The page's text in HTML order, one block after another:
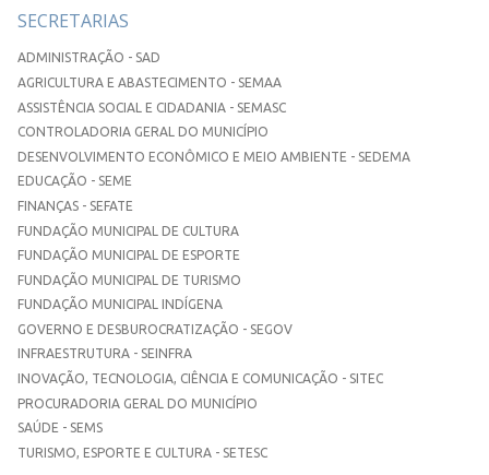
SECRETARIAS
ADMINISTRAÇÃO - SAD
AGRICULTURA E ABASTECIMENTO - SEMAA
ASSISTÊNCIA SOCIAL E CIDADANIA - SEMASC
CONTROLADORIA GERAL DO MUNICÍPIO
DESENVOLVIMENTO ECONÔMICO E MEIO AMBIENTE - SEDEMA
EDUCAÇÃO - SEME
FINANÇAS - SEFATE
FUNDAÇÃO MUNICIPAL DE CULTURA
FUNDAÇÃO MUNICIPAL DE ESPORTE
FUNDAÇÃO MUNICIPAL DE TURISMO
FUNDAÇÃO MUNICIPAL INDÍGENA
GOVERNO E DESBUROCRATIZAÇÃO - SEGOV
INFRAESTRUTURA - SEINFRA
INOVAÇÃO, TECNOLOGIA, CIÊNCIA E COMUNICAÇÃO - SITEC
PROCURADORIA GERAL DO MUNICÍPIO
SAÚDE - SEMS
TURISMO, ESPORTE E CULTURA - SETESC